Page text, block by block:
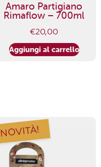
Amaro Partigiano
Rimaflow – 700ml
€20,00
Aggiungi al carrello
NOVITÀ!